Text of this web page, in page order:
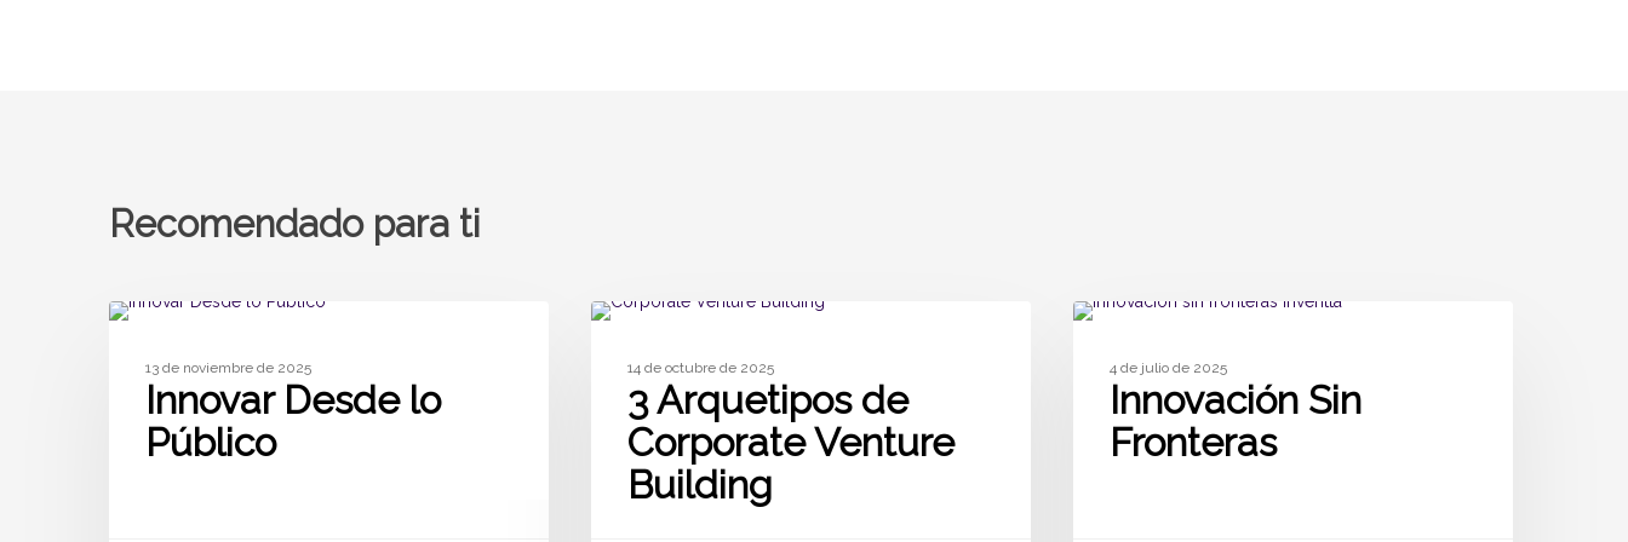
Recomendado para ti
13 de noviembre de 2025
Innovar Desde lo
Público
14 de octubre de 2025
3 Arquetipos de
Corporate Venture
Building
4 de julio de 2025
Innovación Sin
Fronteras